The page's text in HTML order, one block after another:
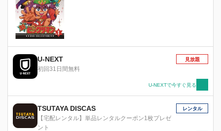
U-NEXT
初回31日間無料
見放題
U-NEXTで今すぐ見る
TSUTAYA DISCAS
【宅配レンタル】単品レンタルクーポン1枚プレゼ
ント
レンタル